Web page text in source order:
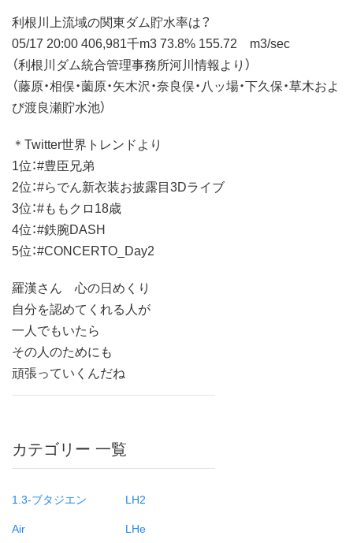
利根川上流域の関東ダム貯水率は？
05/17 20:00 406,981千m3 73.8% 155.72 m3/sec
（利根川ダム統合管理事務所河川情報より）
（藤原・相俣・薗原・矢木沢・奈良俣・八ッ場・下久保・草木およ
び渡良瀬貯水池）
＊Twitter世界トレンドより
1位：#豊臣兄弟
2位：#らでん新衣装お披露目3Dライブ
3位：#ももクロ18歳
4位：#鉄腕DASH
5位：#CONCERTO_Day2
羅漢さん 心の日めくり
自分を認めてくれる人が
一人でもいたら
その人のためにも
頑張っていくんだね
カテゴリー 一覧
1.3-ブタジエン
Air
LH2
LHe